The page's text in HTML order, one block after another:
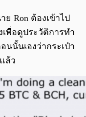
Ron ต้องเข้าไป
เพื่อดูประวัติการทำ
นนั้นเองว่ากระเป๋า
ล้ว